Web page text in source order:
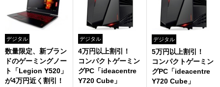
デジタル
数量限定、新ブラン
ドのゲーミングノー
ト「Legion Y520」
が4万円近く割引！
デジタル
4万円以上割引！
コンパクトゲーミン
グPC「ideacentre
Y720 Cube」
デジタル
5万円以上割引！
コンパクトゲーミン
グPC「ideacentre
Y720 Cube」